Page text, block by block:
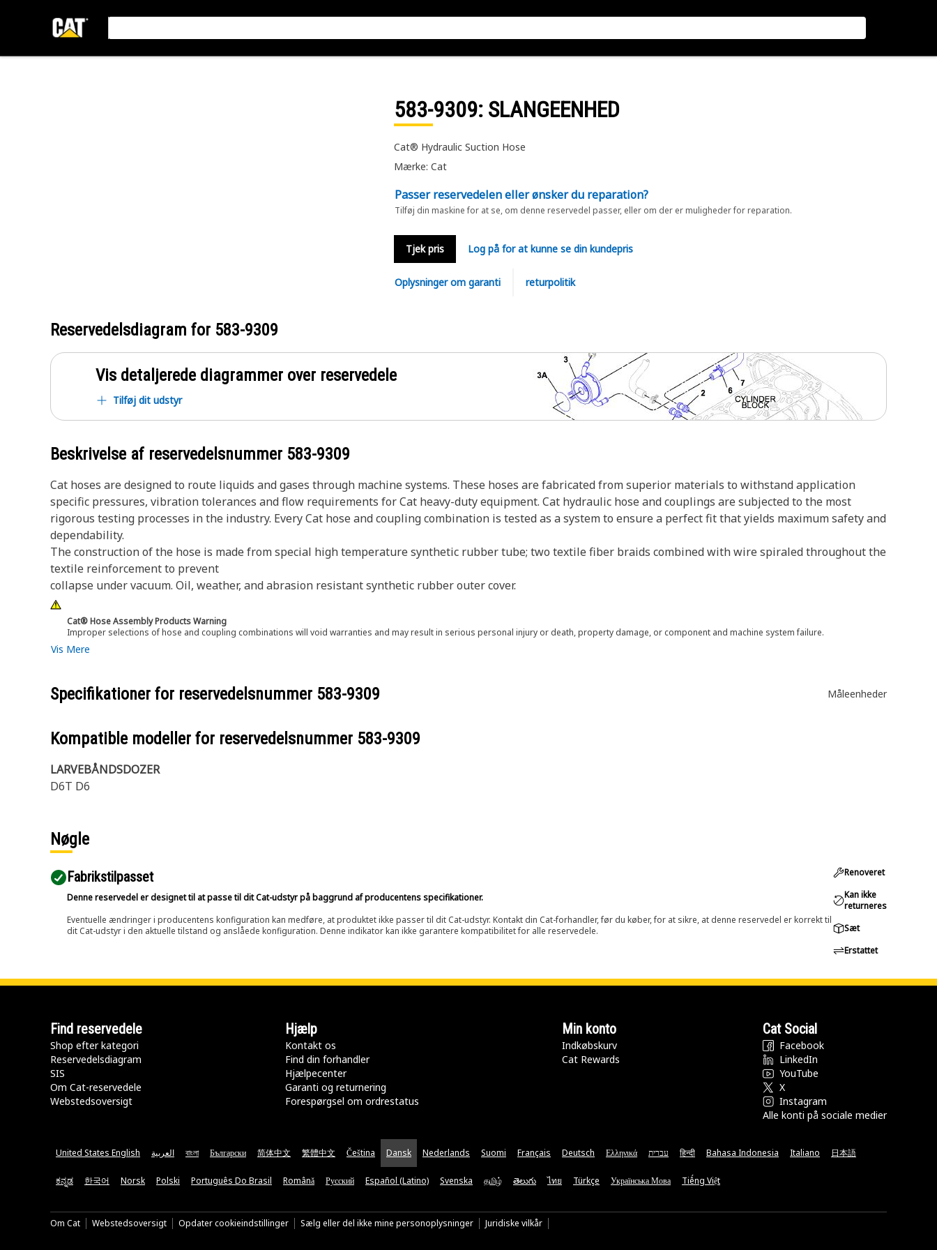
583-9309: SLANGEENHED
Cat® Hydraulic Suction Hose
Mærke: Cat
Passer reservedelen eller ønsker du reparation?
Tilføj din maskine for at se, om denne reservedel passer, eller om der er muligheder for reparation.
Tjek pris Log på for at kunne se din kundepris
Oplysninger om garanti returpolitik
Reservedelsdiagram for 583-9309
Vis detaljerede diagrammer over reservedele
Tilføj dit udstyr
Beskrivelse af reservedelsnummer 583-9309
Cat hoses are designed to route liquids and gases through machine systems. These hoses are fabricated from superior materials to withstand application
specific pressures, vibration tolerances and flow requirements for Cat heavy-duty equipment. Cat hydraulic hose and couplings are subjected to the most
rigorous testing processes in the industry. Every Cat hose and coupling combination is tested as a system to ensure a perfect fit that yields maximum safety and
dependability.
The construction of the hose is made from special high temperature synthetic rubber tube; two textile fiber braids combined with wire spiraled throughout the
textile reinforcement to prevent
collapse under vacuum. Oil, weather, and abrasion resistant synthetic rubber outer cover.
Cat® Hose Assembly Products Warning
Improper selections of hose and coupling combinations will void warranties and may result in serious personal injury or death, property damage, or component and machine system failure.
Vis Mere
Specifikationer for reservedelsnummer 583-9309 Måleenheder
Kompatible modeller for reservedelsnummer 583-9309
LARVEBÅNDSDOZER
D6T D6
Nøgle
Fabrikstilpasset
Denne reservedel er designet til at passe til dit Cat-udstyr på baggrund af producentens specifikationer.
Eventuelle ændringer i producentens konfiguration kan medføre, at produktet ikke passer til dit Cat-udstyr. Kontakt din Cat-forhandler, før du køber, for at sikre, at denne reservedel er korrekt til
dit Cat-udstyr i den aktuelle tilstand og anslåede konfiguration. Denne indikator kan ikke garantere kompatibilitet for alle reservedele.
Renoveret
Kan ikke
returneres
Sæt
Erstattet
Find reservedele
Shop efter kategori
Reservedelsdiagram
SIS
Om Cat-reservedele
Webstedsoversigt
Hjælp
Kontakt os
Find din forhandler
Hjælpecenter
Garanti og returnering
Forespørgsel om ordrestatus
Min konto
Indkøbskurv
Cat Rewards
Cat Social
Facebook
LinkedIn
YouTube
X
Instagram
Alle konti på sociale medier
United States English العربية বাংলা Български 简体中文 繁體中文 Čeština Dansk Nederlands Suomi Français Deutsch Ελληνικά עברית हिन्दी Bahasa Indonesia Italiano 日本語
ಕನ್ನಡ 한국어 Norsk Polski Português Do Brasil Română Русский Español (Latino) Svenska தமிழ் తెలుగు ไทย Türkçe Українська Мова Tiếng Việt
Om Cat Webstedsoversigt Opdater cookieindstillinger Sælg eller del ikke mine personoplysninger Juridiske vilkår